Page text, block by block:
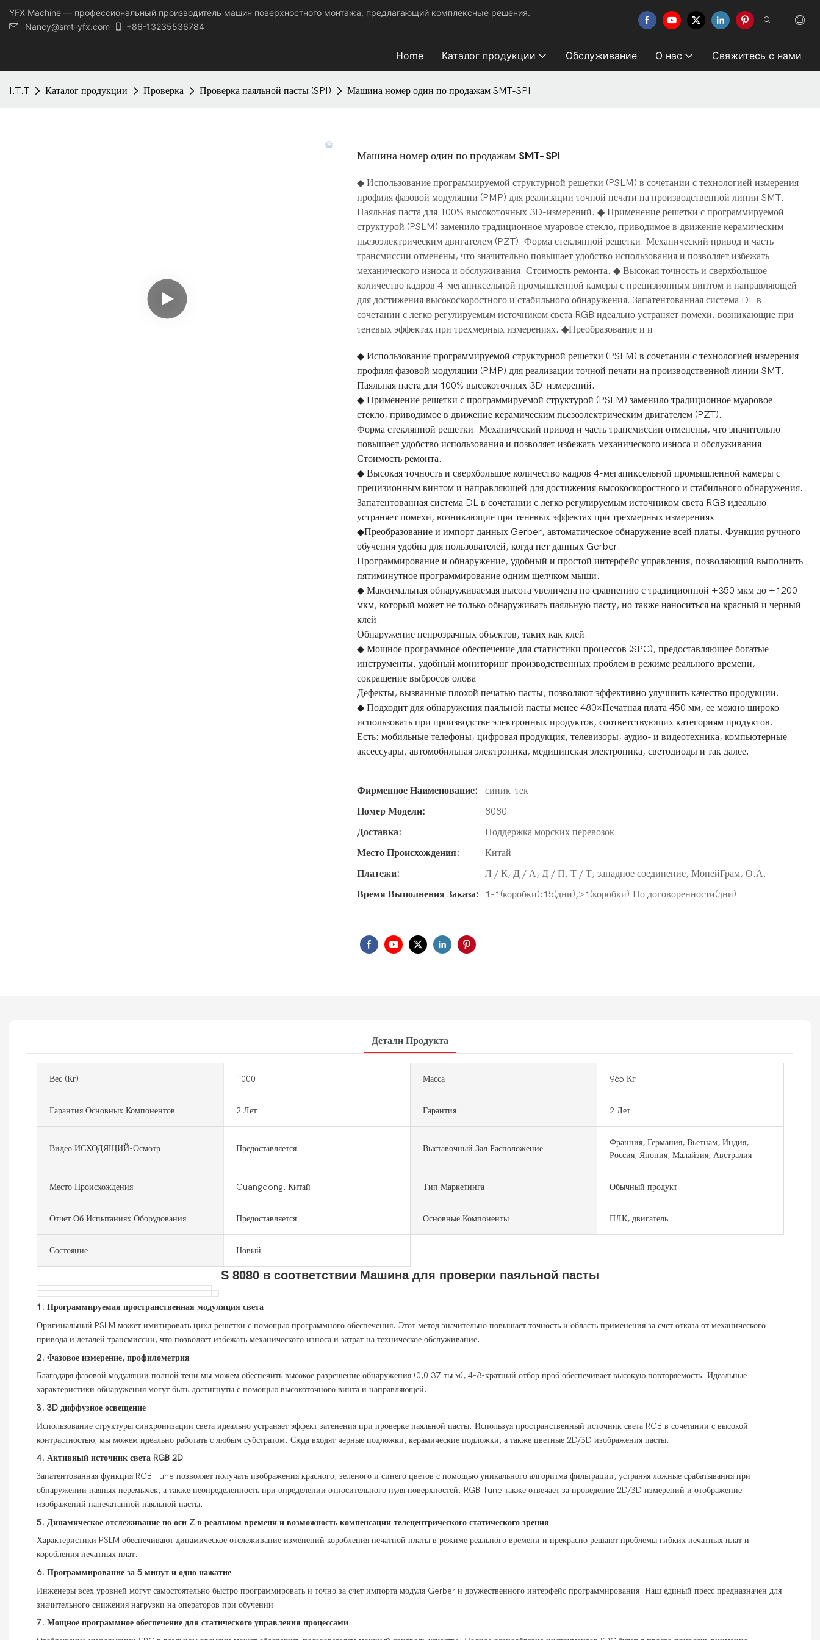
YFX Machine — профессиональный производитель машин поверхностного монтажа, предлагающий комплексные решения.
Nancy@smt-yfx.com
+86-13235536784
Home Каталог продукции Обслуживание О нас Свяжитесь с нами
I.T.T Каталог продукции Проверка Проверка паяльной пасты (SPI) Машина номер один по продажам SMT-SPI
Машина номер один по продажам SMT-SPI
◆ Использование программируемой структурной решетки (PSLM) в сочетании с технологией измерения
профиля фазовой модуляции (PMP) для реализации точной печати на производственной линии SMT.
Паяльная паста для 100% высокоточных 3D-измерений. ◆ Применение решетки с программируемой
структурой (PSLM) заменило традиционное муаровое стекло, приводимое в движение керамическим
пьезоэлектрическим двигателем (PZT). Форма стеклянной решетки. Механический привод и часть
трансмиссии отменены, что значительно повышает удобство использования и позволяет избежать
механического износа и обслуживания. Стоимость ремонта. ◆ Высокая точность и сверхбольшое
количество кадров 4-мегапиксельной промышленной камеры с прецизионным винтом и направляющей
для достижения высокоскоростного и стабильного обнаружения. Запатентованная система DL в
сочетании с легко регулируемым источником света RGB идеально устраняет помехи, возникающие при
теневых эффектах при трехмерных измерениях. ◆Преобразование и и
◆ Использование программируемой структурной решетки (PSLM) в сочетании с технологией измерения
профиля фазовой модуляции (PMP) для реализации точной печати на производственной линии SMT.
Паяльная паста для 100% высокоточных 3D-измерений.
◆ Применение решетки с программируемой структурой (PSLM) заменило традиционное муаровое
стекло, приводимое в движение керамическим пьезоэлектрическим двигателем (PZT).
Форма стеклянной решетки. Механический привод и часть трансмиссии отменены, что значительно
повышает удобство использования и позволяет избежать механического износа и обслуживания.
Стоимость ремонта.
◆ Высокая точность и сверхбольшое количество кадров 4-мегапиксельной промышленной камеры с
прецизионным винтом и направляющей для достижения высокоскоростного и стабильного обнаружения.
Запатентованная система DL в сочетании с легко регулируемым источником света RGB идеально
устраняет помехи, возникающие при теневых эффектах при трехмерных измерениях.
◆Преобразование и импорт данных Gerber, автоматическое обнаружение всей платы. Функция ручного
обучения удобна для пользователей, когда нет данных Gerber.
Программирование и обнаружение, удобный и простой интерфейс управления, позволяющий выполнить
пятиминутное программирование одним щелчком мыши.
◆ Максимальная обнаруживаемая высота увеличена по сравнению с традиционной ±350 мкм до ±1200
мкм, который может не только обнаруживать паяльную пасту, но также наноситься на красный и черный
клей.
Обнаружение непрозрачных объектов, таких как клей.
◆ Мощное программное обеспечение для статистики процессов (SPC), предоставляющее богатые
инструменты, удобный мониторинг производственных проблем в режиме реального времени,
сокращение выбросов олова
Дефекты, вызванные плохой печатью пасты, позволяют эффективно улучшить качество продукции.
◆ Подходит для обнаружения паяльной пасты менее 480×Печатная плата 450 мм, ее можно широко
использовать при производстве электронных продуктов, соответствующих категориям продуктов.
Есть: мобильные телефоны, цифровая продукция, телевизоры, аудио- и видеотехника, компьютерные
аксессуары, автомобильная электроника, медицинская электроника, светодиоды и так далее.
Фирменное Наименование:
синик-тек
Номер Модели:
8080
Доставка:
Поддержка морских перевозок
Место Происхождения:
Китай
Платежи:
Л / К, Д / А, Д / П, Т / Т, западное соединение, МонейГрам, О.А.
Время Выполнения Заказа:
1-1(коробки):15(дни),>1(коробки):По договоренности(дни)
Детали Продукта
Вес (кг) 1000 Масса 965 Кг
Гарантия Основных Компонентов 2 Лет Гарантия 2 Лет
Видео ИСХОДЯЩИЙ-Осмотр Предоставляется Выставочный Зал Расположение
Франция, Германия, Вьетнам, Индия,
Россия, Япония, Малайзия, Австралия
Место Происхождения Guangdong, Китай Тип Маркетинга Обычный продукт
Отчет Об Испытаниях Оборудования Предоставляется Основные Компоненты ПЛК, двигатель
Состояние Новый
S 8080 в соответствии Машина для проверки паяльной пасты
1. Программируемая пространственная модуляция света
Оригинальный PSLM может имитировать цикл решетки с помощью программного обеспечения. Этот метод значительно повышает точность и область применения за счет отказа от механического
привода и деталей трансмиссии, что позволяет избежать механического износа и затрат на техническое обслуживание.
2. Фазовое измерение, профилометрия
Благодаря фазовой модуляции полной тени мы можем обеспечить высокое разрешение обнаружения (0,0.37 ты м), 4-8-кратный отбор проб обеспечивает высокую повторяемость. Идеальные
характеристики обнаружения могут быть достигнуты с помощью высокоточного винта и направляющей.
3. 3D диффузное освещение
Использование структуры синхронизации света идеально устраняет эффект затенения при проверке паяльной пасты. Используя пространственный источник света RGB в сочетании с высокой
контрастностью, мы можем идеально работать с любым субстратом. Сюда входят черные подложки, керамические подложки, а также цветные 2D/3D изображения пасты.
4. Активный источник света RGB 2D
Запатентованная функция RGB Tune позволяет получать изображения красного, зеленого и синего цветов с помощью уникального алгоритма фильтрации, устраняя ложные срабатывания при
обнаружении паяных перемычек, а также неопределенность при определении относительного нуля поверхностей. RGB Tune также отвечает за проведение 2D/3D измерений и отображение
изображений напечатанной паяльной пасты.
5. Динамическое отслеживание по оси Z в реальном времени и возможность компенсации телецентрического статического зрения
Характеристики PSLM обеспечивают динамическое отслеживание изменений коробления печатной платы в режиме реального времени и прекрасно решают проблемы гибких печатных плат и
коробления печатных плат.
6. Программирование за 5 минут и одно нажатие
Инженеры всех уровней могут самостоятельно быстро программировать и точно за счет импорта модуля Gerber и дружественного интерфейс программирования. Наш единый пресс предназначен для
значительного снижения нагрузки на операторов при обучении.
7. Мощное программное обеспечение для статического управления процессами